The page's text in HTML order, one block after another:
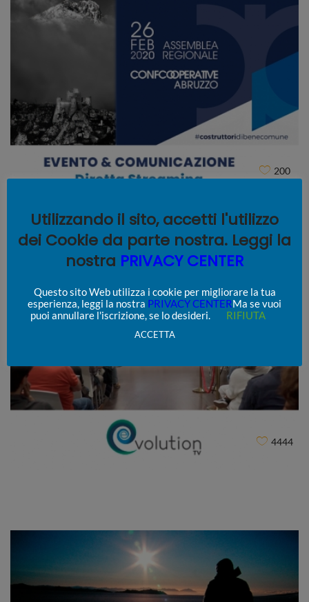
200
Confcooperative Evento Culturale
4444
Utilizzando il sito, accetti l'utilizzo
dei Cookie da parte nostra. Leggi la
nostra PRIVACY CENTER
Questo sito Web utilizza i cookie per migliorare la tua
esperienza, leggi la nostra PRIVACY CENTERMa se vuoi
puoi annullare l'iscrizione, se lo desideri.
RIFIUTA
ACCETTA